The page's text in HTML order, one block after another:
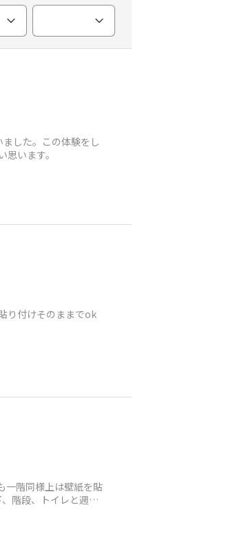
した。この体験をし
います。
り付けそのままでok
一階同様上は壁紙を貼
階段、トイレと週末